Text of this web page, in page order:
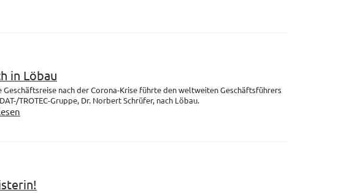
in Löbau
Geschäftsreise nach der Corona-Krise führte den weltweiten Geschäftsführers
TROTEC-Gruppe, Dr. Norbert Schrüfer, nach Löbau.